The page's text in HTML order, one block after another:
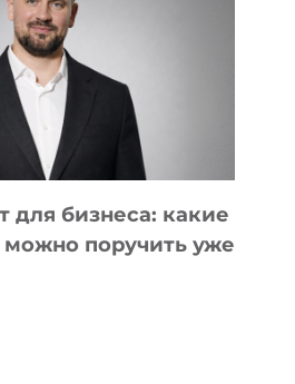
для бизнеса: какие
можно поручить уже